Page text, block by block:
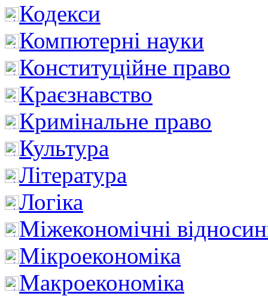
Кодекси
Компютерні науки
Конституційне право
Краєзнавство
Кримінальне право
Культура
Література
Логіка
Міжекономічні
Мікроекономіка
Макроекономіка